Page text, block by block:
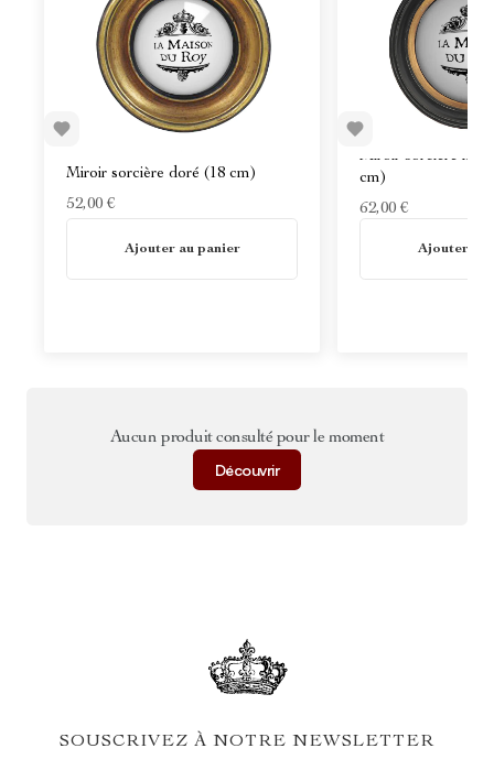
Miroir sorcière doré (18 cm)
52,00 €
Ajouter au panier
Miroir sorcière noir
cm)
62,00 €
Ajouter au
Aucun produit consulté pour le moment
Découvrir
SOUSCRIVEZ À NOTRE NEWSLETTER